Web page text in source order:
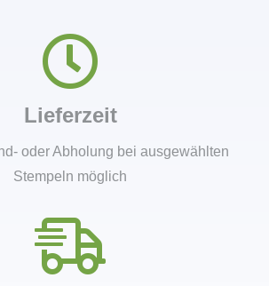
Lieferzeit
oder Abholung bei ausgewählten
Stempeln möglich